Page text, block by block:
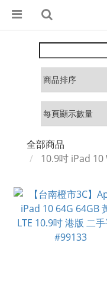
全部商品
10.9吋 iPad 10